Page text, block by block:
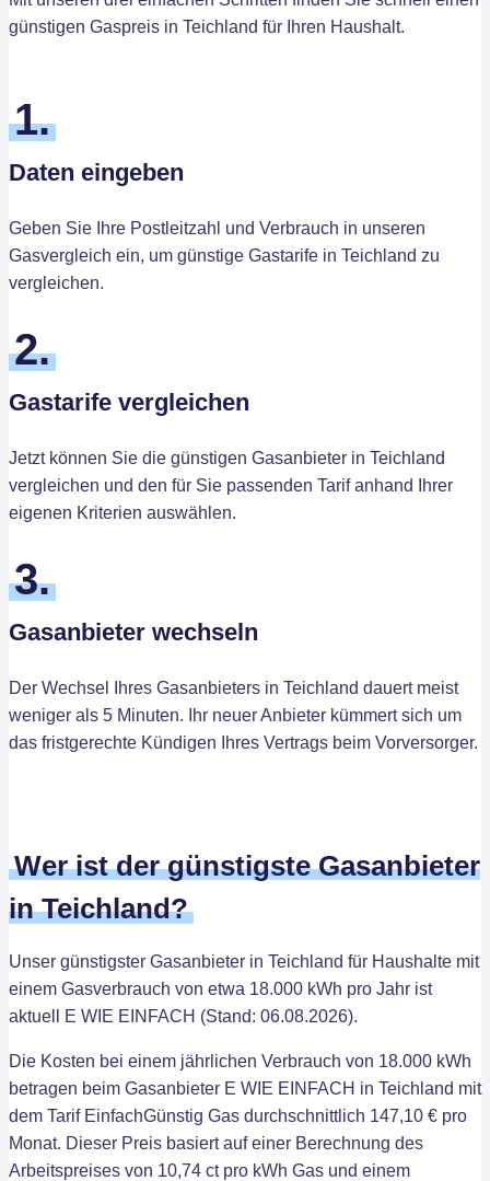
günstigen Gaspreis in Teichland für Ihren Haushalt.
1.
Daten eingeben
Geben Sie Ihre Postleitzahl und Verbrauch in unseren
Gasvergleich ein, um günstige Gastarife in Teichland zu
vergleichen.
2.
Gastarife vergleichen
Jetzt können Sie die günstigen Gasanbieter in Teichland
vergleichen und den für Sie passenden Tarif anhand Ihrer
eigenen Kriterien auswählen.
3.
Gasanbieter wechseln
Der Wechsel Ihres Gasanbieters in Teichland dauert meist
weniger als 5 Minuten. Ihr neuer Anbieter kümmert sich um
das fristgerechte Kündigen Ihres Vertrags beim Vorversorger.
Wer ist der günstigste Gasanbieter
in Teichland?
Unser günstigster Gasanbieter in Teichland für Haushalte mit
einem Gasverbrauch von etwa 18.000 kWh pro Jahr ist
aktuell E WIE EINFACH (Stand: 06.08.2026).
Die Kosten bei einem jährlichen Verbrauch von 18.000 kWh
betragen beim Gasanbieter E WIE EINFACH in Teichland mit
dem Tarif EinfachGünstig Gas durchschnittlich 147,10 € pro
Monat. Dieser Preis basiert auf einer Berechnung des
Arbeitspreises von 10,74 ct pro kWh Gas und einem